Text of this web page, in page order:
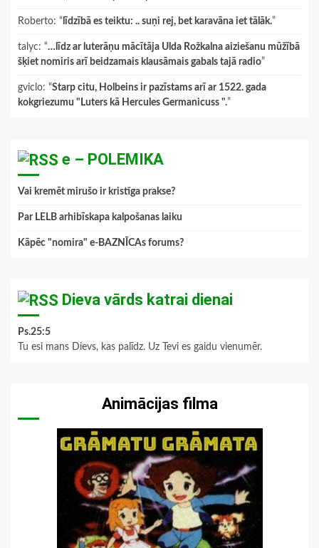
Roberto: “ līdzībā es teiktu: .. suņi rej, bet karavāna iet tālāk.”
talyc: “…līdz ar luterāņu mācītāja Ulda Rožkalna aiziešanu mūžībā
šķiet nomiris arī beidzamais klausāmais gabals tajā radio”
gviclo: “Starp citu, Holbeins ir pazīstams arī ar 1522. gada
kokgriezumu "Luters kā Hercules Germanicuss ".”
e – POLEMIKA
Vai kremēt mirušo ir kristīga prakse?
Par LELB arhibīskapa kalpošanas laiku
Kāpēc "nomira" e-BAZNĪCAs forums?
Dieva vārds katrai dienai
Ps.25:5
Tu esi mans Dievs, kas palīdz. Uz Tevi es gaidu vienumēr.
Animācijas filma